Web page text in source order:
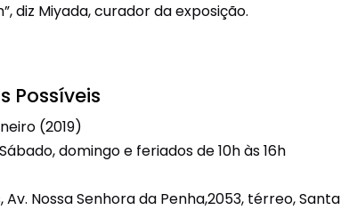
diz Miyada, curador da exposição.
Possíveis
(2019)
domingo e feriados de 10h às 16h
Av. Nossa Senhora da Penha,2053, térreo,